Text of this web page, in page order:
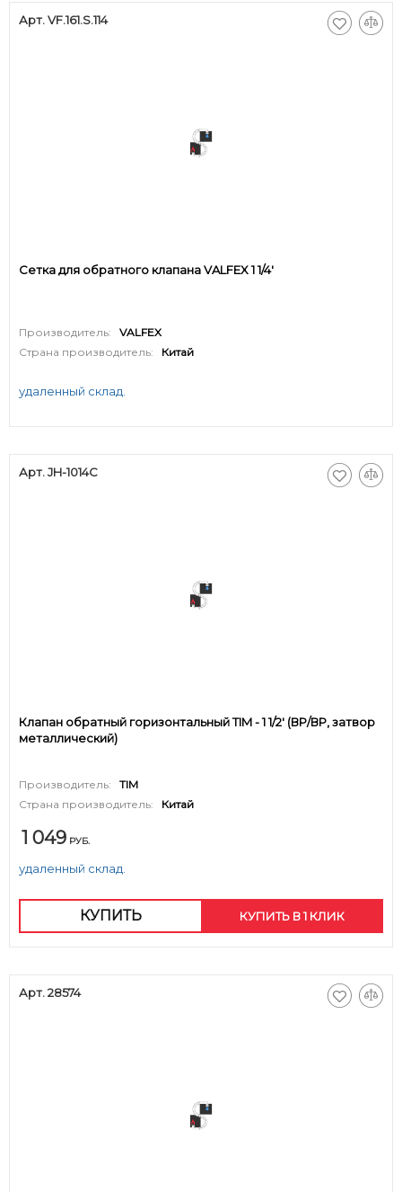
Арт. VF.161.S.114
Сетка для обратного клапана VALFEX 1 1/4'
Производитель:
VALFEX
Страна производитель:
Китай
удаленный склад.
Арт. JH-1014C
Клапан обратный горизонтальный TIM - 1 1/2' (ВР/ВР, затвор
металлический)
Производитель:
TIM
Страна производитель:
Китай
1 049 РУБ.
удаленный склад.
КУПИТЬ КУПИТЬ В 1 КЛИК
Арт. 28574